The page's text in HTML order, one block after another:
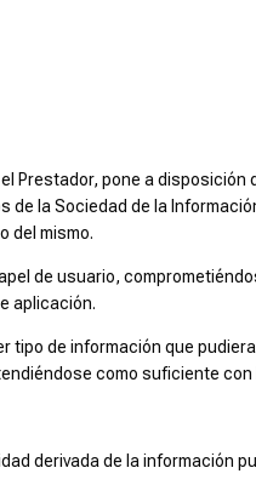
Prestador, pone a
la Sociedad de la
del mismo.
de usuario,
aplicación.
tipo de información que
como suficiente
derivada de la información